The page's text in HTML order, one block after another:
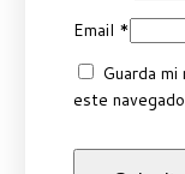
Email *
Guarda
este